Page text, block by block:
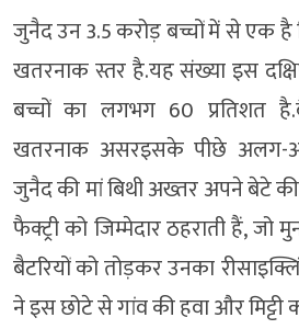
जुनैद उन 3.5 करोड़ बच्चों में से एक
खतरनाक स्तर है.यह संख्या इस
बच्चों का लगभग 60 प्रतिशत
खतरनाक असरइसके पीछे अलग-
जुनैद की मां बिथी अख्तर अपने बेटे
फैक्ट्री को जिम्मेदार ठहराती हैं, जो
बैटरियों को तोड़कर उनका
ने इस छोटे से गांव की हवा और मिट्टी